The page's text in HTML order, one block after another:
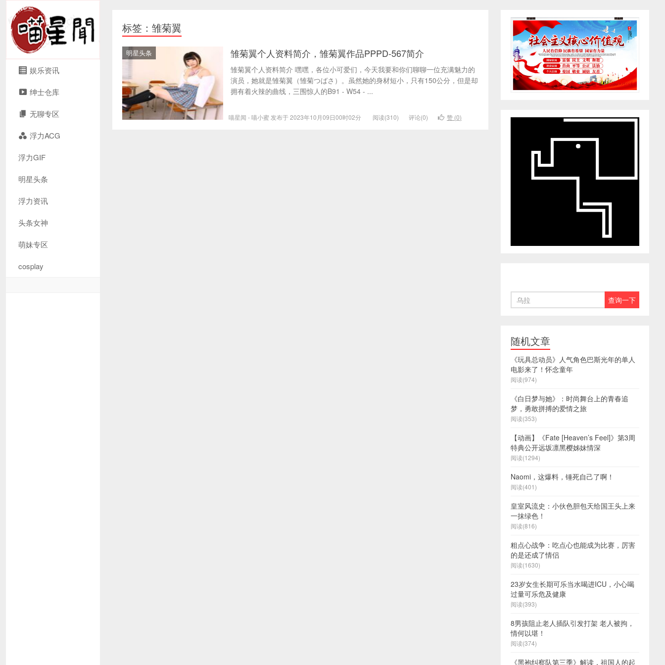
娱乐资讯
绅士仓库
无聊专区
浮力ACG
浮力GIF
明星头条
浮力资讯
头条女神
萌妹专区
cosplay
标签：雏菊翼
明星头条 雏菊翼个人资料简介，雏菊翼作品PPPD-567简介
雏菊翼个人资料简介 嘿嘿，各位小可爱们，今天我要和你们聊聊一位充满魅力的
演员，她就是雏菊翼（雏菊つばさ）。虽然她的身材短小，只有150公分，但是却
拥有着火辣的曲线，三围惊人的B91 - W54 - ...
喵星闻 - 喵小蜜 发布于 2023年10月09日00时02分 阅读(310) 评论(0) 赞 (0)
随机文章
《玩具总动员》人气角色巴斯光年的单人
电影来了！怀念童年
阅读(974)
《白日梦与她》：时尚舞台上的青春追
梦，勇敢拼搏的爱情之旅
阅读(353)
【动画】《Fate [Heaven’s Feel]》第3周
特典公开远坂凛黑樱姊妹情深
阅读(1294)
Naomi，这爆料，锤死自己了啊！
阅读(401)
皇室风流史：小伙色胆包天给国王头上来
一抹绿色！
阅读(816)
粗点心战争：吃点心也能成为比赛，厉害
的是还成了情侣
阅读(1630)
23岁女生长期可乐当水喝进ICU，小心喝
过量可乐危及健康
阅读(393)
8男孩阻止老人插队引发打架 老人被拘，
情何以堪！
阅读(374)
《黑袍纠察队第三季》解读，祖国人的起